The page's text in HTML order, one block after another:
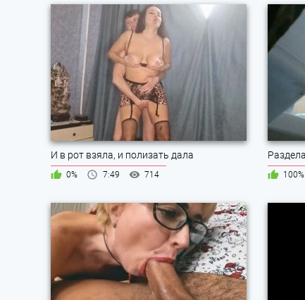
И в рот взяла, и полизать дала
0% 7:49 714 100%